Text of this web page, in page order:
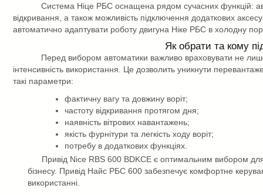
Система Ніце РБС оснащена рядом сучасних функцій:
відкривання, а також можливість підключення додаткових
автоматично адаптувати роботу двигуна Ніке РБС в холодну
Як обрати та кому
Перед вибором автоматики важливо враховувати не
інтенсивність використання. Це дозволить уникнути
такі параметри:
фактичну вагу та довжину воріт;
частоту відкривання протягом дня;
наявність вітрових навантажень;
якість фурнітури та легкість ходу воріт;
потребу в додаткових функціях.
Привід Nice RBS 600 BDKCE є оптимальним вибором для
бізнесу. Привід Найс РБС 600 забезпечує комфортне
використанні.